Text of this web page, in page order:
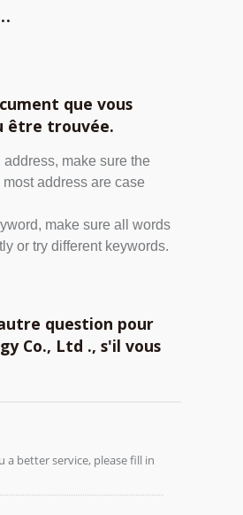
que vous
être trouvée.
address, make sure the
address are case
make sure all words
or try different keywords.
question pour
Co., Ltd ., s'il vous